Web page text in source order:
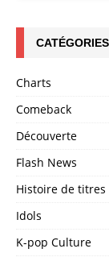
CATÉGORIES
Charts
Comeback
Découverte
Flash News
Histoire de titres
Idols
K-pop Culture